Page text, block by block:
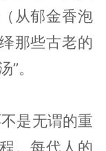
从郁金香泡
那些古老的
。
是无谓的重
。每代人的